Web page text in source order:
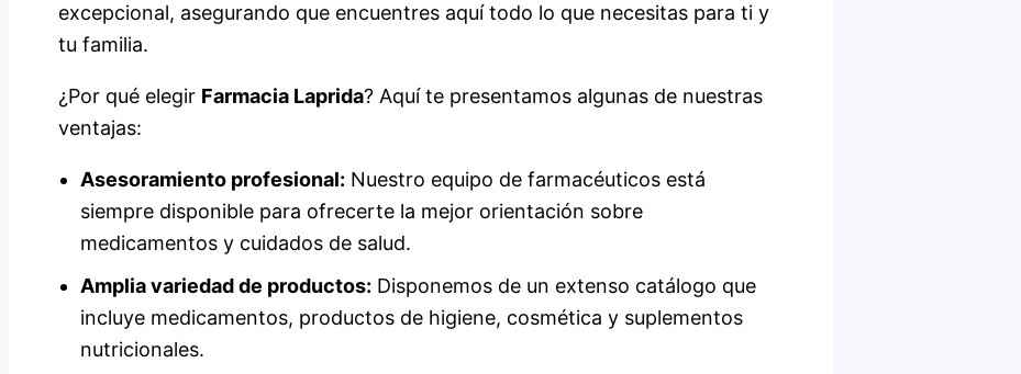
excepcional, asegurando que encuentres aquí todo lo que necesitas para ti y
tu familia.
¿Por qué elegir Farmacia Laprida? Aquí te presentamos algunas de nuestras
ventajas:
Asesoramiento profesional: Nuestro equipo de farmacéuticos está
siempre disponible para ofrecerte la mejor orientación sobre
medicamentos y cuidados de salud.
Amplia variedad de productos: Disponemos de un extenso catálogo que
incluye medicamentos, productos de higiene, cosmética y suplementos
nutricionales.